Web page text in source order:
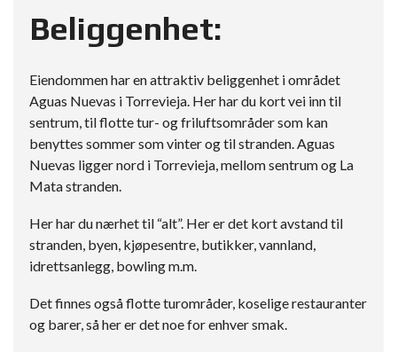
Beliggenhet:
Eiendommen har en attraktiv beliggenhet i området
Aguas Nuevas i Torrevieja. Her har du kort vei inn til
sentrum, til flotte tur- og friluftsområder som kan
benyttes sommer som vinter og til stranden. Aguas
Nuevas ligger nord i Torrevieja, mellom sentrum og La
Mata stranden.
Her har du nærhet til “alt”. Her er det kort avstand til
stranden, byen, kjøpesentre, butikker, vannland,
idrettsanlegg, bowling m.m.
Det finnes også flotte turområder, koselige restauranter
og barer, så her er det noe for enhver smak.